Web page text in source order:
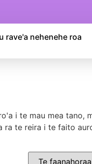
rave'a nehenehe roa
i te mau mea tano,
ra te reira i te faito